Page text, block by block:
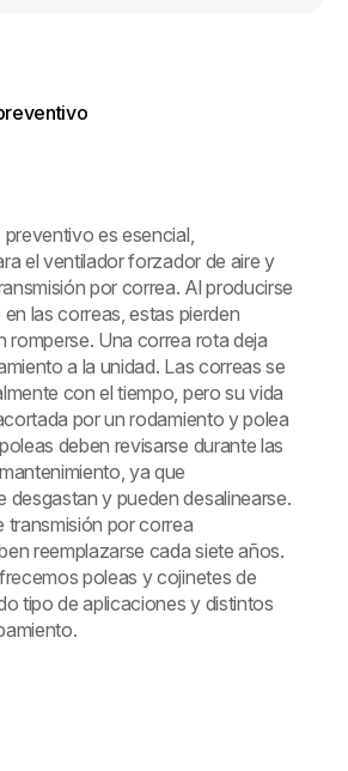
es esencial,
el ventilador forzador de aire y
por correa. Al producirse
las correas, estas pierden
romperse. Una correa rota deja
a la unidad. Las correas se
con el tiempo, pero su vida
por un rodamiento y polea
deben revisarse durante las
ya que
desgastan y pueden desalinearse.
transmisión por correa
reemplazarse cada siete años.
poleas y cojinetes de
tipo de aplicaciones y distintos